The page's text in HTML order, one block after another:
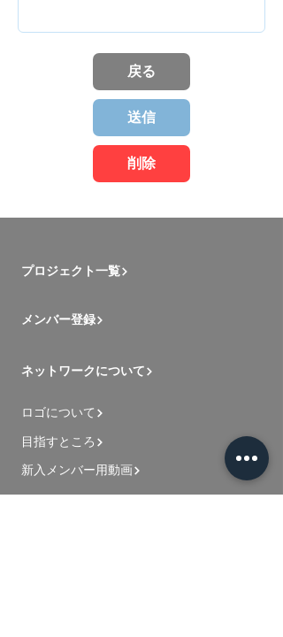
戻る
送信
削除
プロジェクト一覧
メンバー登録
ネットワークについて
ロゴについて
目指すところ
新入メンバー用動画